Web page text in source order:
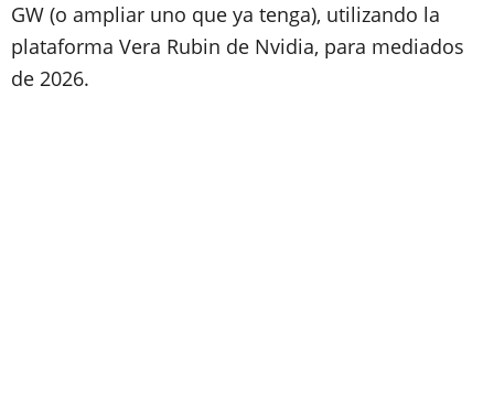
GW (o ampliar uno que ya tenga), utilizando la
plataforma Vera Rubin de Nvidia, para mediados
de 2026.